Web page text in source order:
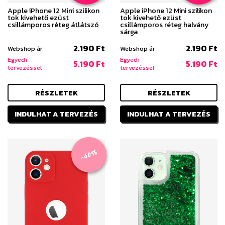
Apple iPhone 12 Mini szilikon
tok kivehető ezüst
csillámporos réteg átlátszó
Webshop ár 2.190 Ft
Egyedi
tervezéssel
5.190 Ft
RÉSZLETEK
INDULHAT A TERVEZÉS
Apple iPhone 12 Mini szilikon
tok kivehető ezüst
csillámporos réteg halvány
sárga
Webshop ár 2.190 Ft
Egyedi
tervezéssel
5.190 Ft
RÉSZLETEK
INDULHAT A TERVEZÉS
-60%